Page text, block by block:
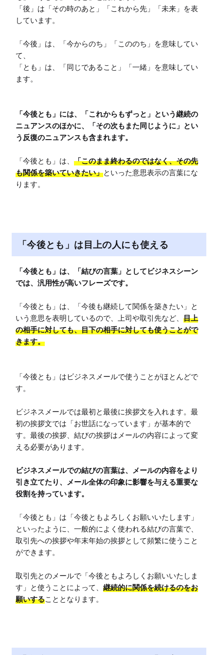
「後」は「その時のあと」「これから先」「未来」を表
しています。
「今後」は、「今からのち」「こののち」を意味してい
て、
「とも」は、「同じであること」「一緒」を意味してい
ます。
「今後とも」には、「これからもずっと」という継続の
ニュアンスのほかに、「その次もまた同じように」とい
う反復のニュアンスも含まれます。
「今後とも」は、 「このまま終わるのではなく、その先
も関係を築いていきたい」といった意思表示の言葉にな
ります。
「今後とも」は目上の人にも使える
「今後とも」は、「結びの言葉」としてビジネスシーン
では、汎用性が高いフレーズです。
「今後とも」は、「今後も継続して関係を築きたい」と
いう意思を表明しているので、上司や取引先など、 目上
の相手に対しても、目下の相手に対しても使うことがで
きます。
「今後とも」はビジネスメールで使うことがほとんどで
す。
ビジネスメールでは最初と最後に挨拶文を入れます。最
初の挨拶文では「お世話になっています」が基本的で
す。最後の挨拶、結びの挨拶はメールの内容によって変
える必要があります。
ビジネスメールでの結びの言葉は、メールの内容をより
引き立てたり、メール全体の印象に影響を与える重要な
役割を持っています。
「今後とも」は「今後ともよろしくお願いいたします」
といったように、一般的によく使われる結びの言葉で、
取引先への挨拶や年末年始の挨拶として頻繁に使うこと
ができます。
取引先とのメールで「今後ともよろしくお願いいたしま
す」と使うことによって、 継続的に関係を続けるのをお
願いすることとなります。